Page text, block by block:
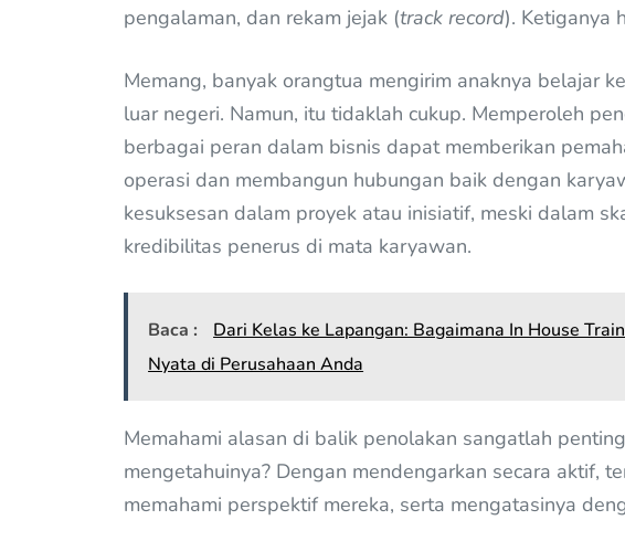
pengalaman, dan rekam jejak (track record). Ketiganya
Memang, banyak orangtua mengirim anaknya belajar
luar negeri. Namun, itu tidaklah cukup. Memperoleh
berbagai peran dalam bisnis dapat memberikan
operasi dan membangun hubungan baik dengan
kesuksesan dalam proyek atau inisiatif, meski dalam
kredibilitas penerus di mata karyawan.
Baca :
Dari Kelas ke Lapangan: Bagaimana In House
Nyata di Perusahaan Anda
Memahami alasan di balik penolakan sangatlah
mengetahuinya? Dengan mendengarkan secara aktif,
memahami perspektif mereka, serta mengatasinya